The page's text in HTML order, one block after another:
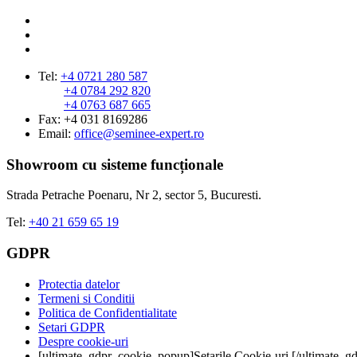
Tel: +4 0721 280 587
+4 0784 292 820
+4 0763 687 665
Fax: +4 031 8169286
Email: office@seminee-expert.ro
Showroom cu sisteme funcționale
Strada Petrache Poenaru, Nr 2, sector 5, Bucuresti.
Tel: +40 21 659 65 19
GDPR
Protectia datelor
Termeni si Conditii
Politica de Confidentialitate
Setari GDPR
Despre cookie-uri